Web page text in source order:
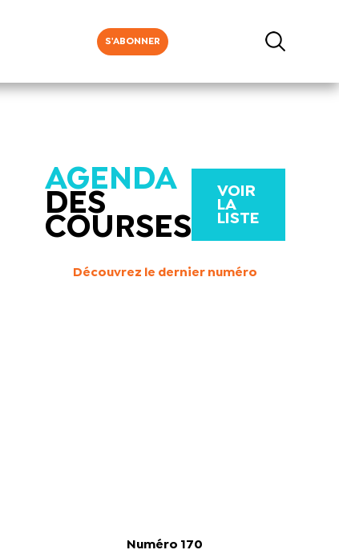
S'ABONNER
AGENDA
DES
COURSES
VOIR
LA
LISTE
Découvrez le dernier numéro
Numéro 170